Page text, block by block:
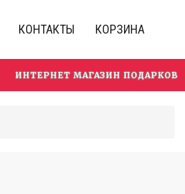
КОНТАКТЫ
КОРЗИНА
ИНТЕРНЕТ МАГАЗИН ПОДАРКОВ